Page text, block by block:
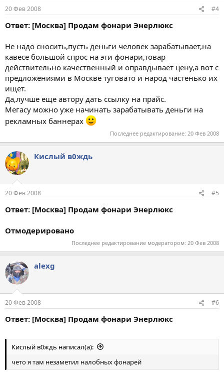
20 Фев 2008 #4
Ответ: [Москва] Продам фонари Энерлюкс
Не надо сносить,пусть деньги человек зарабатывает,на
кавесе большой спрос на эти фонари,товар
действительно качественный и оправдывает цену,а вот с
предложениями в Москве туговато и народ частенько их
ищет.
Да,лучше еще автору дать ссылку на прайс.
Мегасу можно уже начинать зарабатывать деньги на
рекламных баннерах
Последнее редактирование: 20 Фев 2008
Кислый в0ждь
20 Фев 2008 #5
Ответ: [Москва] Продам фонари Энерлюкс
Отмодерировано
Последнее редактирование модератором: 20 Фев 2008
alexg
20 Фев 2008 #6
Ответ: [Москва] Продам фонари Энерлюкс
Кислый в0ждь написал(а):
чето я там незаметил налобных фонарей